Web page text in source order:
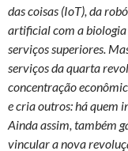
das coisas (IoT), da
artificial com a
serviços superiores.
serviços da quarta
concentração
e cria outros: há quem
Ainda assim, também
vincular a nova